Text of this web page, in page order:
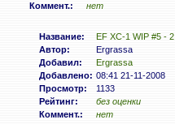
Коммент.:
нет
Название:
EF XC-1 WIP #5 - 2
Автор:
Ergrassa
Добавил:
Ergrassa
Добавлено: 08:41 21-11-2008
Просмотр:
1133
Рейтинг:
без оценки
Коммент.:
нет